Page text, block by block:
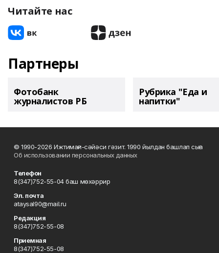
Читайте нас
Партнеры
Фотобанк
журналистов РБ
Рубрика "Еда и
напитки"
© 1990-2026 Ижтимағи-сәйәси гәзит. 1990 йылдан башлап сыға
Об использовании персональных данных
Телефон
8(347)752-55-04 баш мөхәррир
Эл. почта
ataysal90@mail.ru
Редакция
8(347)752-55-08
Приемная
8(347)752-55-08